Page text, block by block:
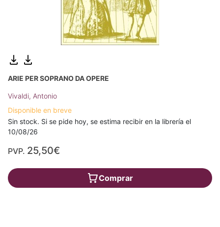
ARIE PER SOPRANO DA OPERE
Vivaldi, Antonio
Disponible en breve
Sin stock. Si se pide hoy, se estima recibir en la librería el
10/08/26
PVP. 25,50€
Comprar